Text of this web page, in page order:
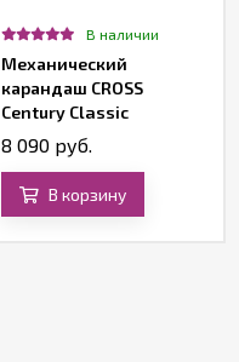
В наличии
Механический
карандаш CROSS
Century Classic
Medalist
8 090 руб.
В корзину